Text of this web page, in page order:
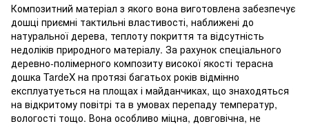
Композитний матеріал з якого вона виготовлена забезпечує
дошці приємні тактильні властивості, наближені до
натуральної дерева, теплоту покриття та відсутність
недоліків природного матеріалу. За рахунок спеціального
деревно-полімерного композиту високої якості терасна
дошка TardeX на протязі багатьох років відмінно
експлуатуеться на площах і майданчиках, що знаходяться
на відкритому повітрі та в умовах перепаду температур,
вологості тощо. Вона особливо міцна, довговічна, не